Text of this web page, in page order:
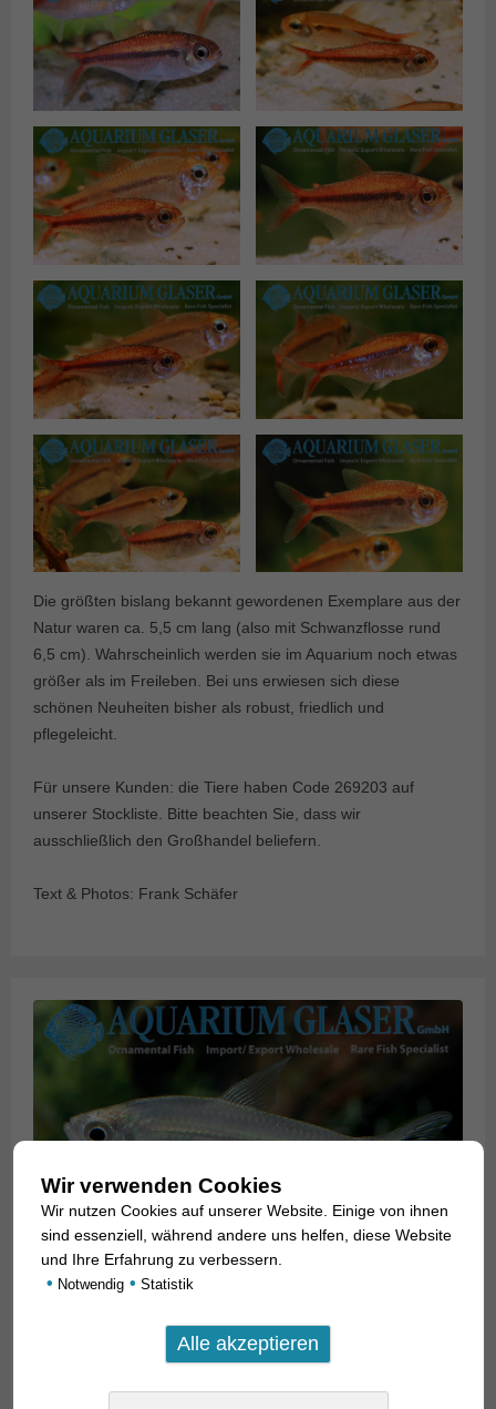
Die größten bislang bekannt gewordenen Exemplare aus der
Natur waren ca. 5,5 cm lang (also mit Schwanzflosse rund
6,5 cm). Wahrscheinlich werden sie im Aquarium noch etwas
größer als im Freileben. Bei uns erwiesen sich diese
schönen Neuheiten bisher als robust, friedlich und
pflegeleicht.
Für unsere Kunden: die Tiere haben Code 269203 auf
unserer Stockliste. Bitte beachten Sie, dass wir
ausschließlich den Großhandel beliefern.
Text & Photos: Frank Schäfer
Moenkhausia costae
Wir verwenden Cookies
Wir nutzen Cookies auf unserer Website. Einige von ihnen
sind essenziell, während andere uns helfen, diese Website
und Ihre Erfahrung zu verbessern.
• Notwendig • Statistik